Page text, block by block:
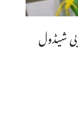
شیڈول